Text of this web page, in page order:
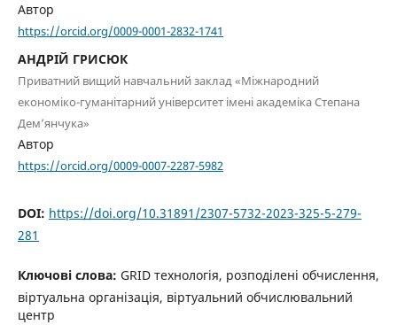
Автор
https://orcid.org/0009-0001-2832-1741
АНДРІЙ ГРИСЮК
Приватний вищий навчальний заклад «Міжнародний
економіко-гуманітарний університет імені академіка Степана
Дем’янчука»
Автор
https://orcid.org/0009-0007-2287-5982
DOI: https://doi.org/10.31891/2307-5732-2023-325-5-279-
281
Ключові слова: GRID технологія, розподілені обчислення,
віртуальна організація, віртуальний обчислювальний
центр